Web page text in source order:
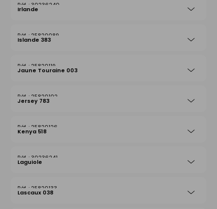
30236240
Irlande
25820089
Islande 383
25820119
Jaune Touraine 003
25820102
Jersey 783
25820126
Kenya 518
30236241
Laguiole
25820133
Lascaux 038